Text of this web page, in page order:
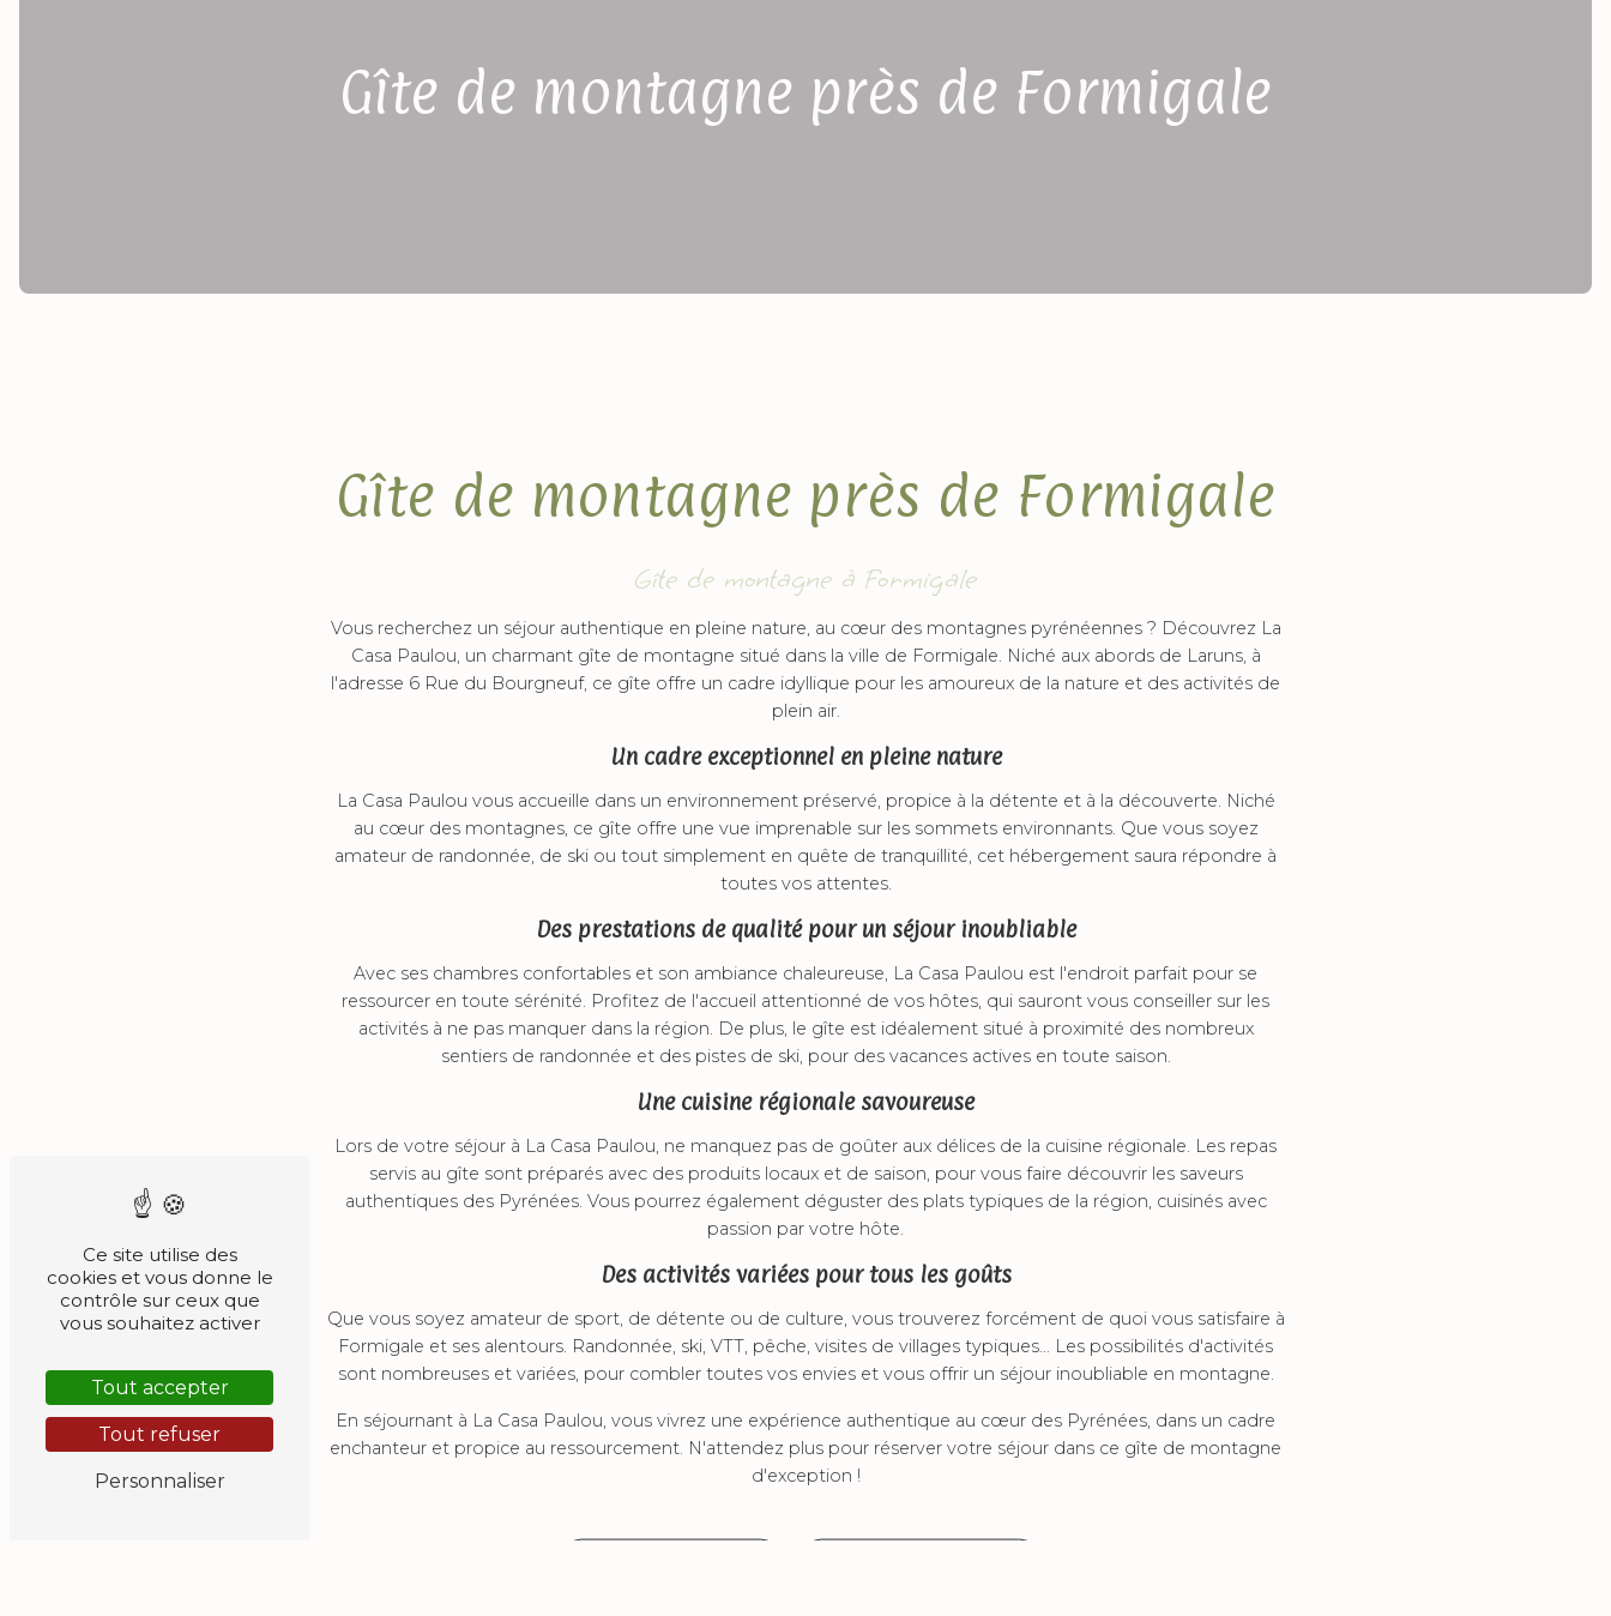
Gîte de montagne près de Formigale
Gîte de montagne près de Formigale
Gîte de montagne à Formigale
Vous recherchez un séjour authentique en pleine nature, au cœur des montagnes pyrénéennes ? Découvrez La
Casa Paulou, un charmant gîte de montagne situé dans la ville de Formigale. Niché aux abords de Laruns, à
l'adresse 6 Rue du Bourgneuf, ce gîte offre un cadre idyllique pour les amoureux de la nature et des activités de
plein air.
Un cadre exceptionnel en pleine nature
La Casa Paulou vous accueille dans un environnement préservé, propice à la détente et à la découverte. Niché
au cœur des montagnes, ce gîte offre une vue imprenable sur les sommets environnants. Que vous soyez
amateur de randonnée, de ski ou tout simplement en quête de tranquillité, cet hébergement saura répondre à
toutes vos attentes.
Des prestations de qualité pour un séjour inoubliable
Avec ses chambres confortables et son ambiance chaleureuse, La Casa Paulou est l'endroit parfait pour se
ressourcer en toute sérénité. Profitez de l'accueil attentionné de vos hôtes, qui sauront vous conseiller sur les
activités à ne pas manquer dans la région. De plus, le gîte est idéalement situé à proximité des nombreux
sentiers de randonnée et des pistes de ski, pour des vacances actives en toute saison.
Une cuisine régionale savoureuse
Lors de votre séjour à La Casa Paulou, ne manquez pas de goûter aux délices de la cuisine régionale. Les repas
servis au gîte sont préparés avec des produits locaux et de saison, pour vous faire découvrir les saveurs
authentiques des Pyrénées. Vous pourrez également déguster des plats typiques de la région, cuisinés avec
passion par votre hôte.
Des activités variées pour tous les goûts
Que vous soyez amateur de sport, de détente ou de culture, vous trouverez forcément de quoi vous satisfaire à
Formigale et ses alentours. Randonnée, ski, VTT, pêche, visites de villages typiques... Les possibilités d'activités
sont nombreuses et variées, pour combler toutes vos envies et vous offrir un séjour inoubliable en montagne.
En séjournant à La Casa Paulou, vous vivrez une expérience authentique au cœur des Pyrénées, dans un cadre
enchanteur et propice au ressourcement. N'attendez plus pour réserver votre séjour dans ce gîte de montagne
d'exception !
Ce site utilise des
cookies et vous donne le
contrôle sur ceux que
vous souhaitez activer
Tout accepter
Tout refuser
Personnaliser